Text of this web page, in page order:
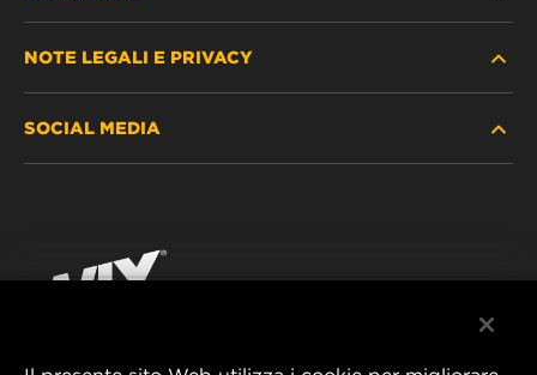
DOVE ACQUISTARE
CONTATTACI
NOTE LEGALI E PRIVACY
IMPRESSUM
SOCIAL MEDIA
YouTube